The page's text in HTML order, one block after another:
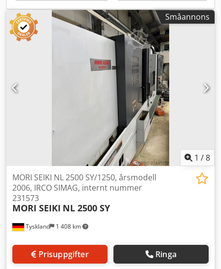
motspindel, upplösningsnoggrannhet 0,0001° - Gränssnitt
för stångmatarmagasin - Automatisk delupptagare -
Delhanteringsanordning - Spåntransportör -
Stångmatarmagasin Breuning Irco - 8 st. fasta
verktygshållare - 4 st. drivna verktygshållare
Småannons
1 /8
Tyskland 1 408 km
MORI SEIKI NL 2500 SY/1250, årsmodell
2006, IRCO SIMAG, internt nummer
231573
MORI SEIKI NL 2500 SY
Prisuppgifter Ringa